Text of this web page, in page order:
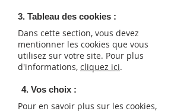
3. Tableau des cookies :
Dans cette section, vous devez
mentionner les cookies que vous
utilisez sur votre site. Pour plus
d'informations, cliquez ici.
4. Vos choix :
Pour en savoir plus sur les cookies,